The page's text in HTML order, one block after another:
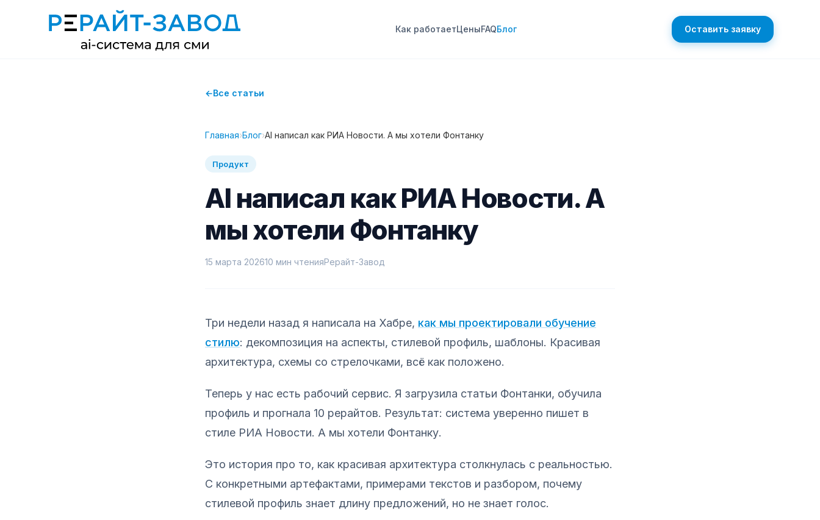
Как работаетЦеныFAQБлог Оставить заявку
Все статьи
Главная›Блог›AI написал как РИА Новости. А мы хотели Фонтанку
Продукт
AI написал как РИА Новости. А
мы хотели Фонтанку
15 марта 202610 мин чтенияРерайт-Завод
Три недели назад я написала на Хабре, как мы проектировали обучение
стилю: декомпозиция на аспекты, стилевой профиль, шаблоны. Красивая
архитектура, схемы со стрелочками, всё как положено.
Теперь у нас есть рабочий сервис. Я загрузила статьи Фонтанки, обучила
профиль и прогнала 10 рерайтов. Результат: система уверенно пишет в
стиле РИА Новости. А мы хотели Фонтанку.
Это история про то, как красивая архитектура столкнулась с реальностью.
С конкретными артефактами, примерами текстов и разбором, почему
стилевой профиль знает длину предложений, но не знает голос.